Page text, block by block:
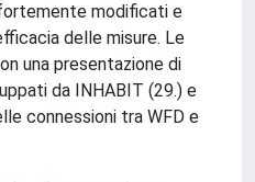
modificati e
delle misure. Le
una presentazione di
da INHABIT (29.) e
connessioni tra WFD e